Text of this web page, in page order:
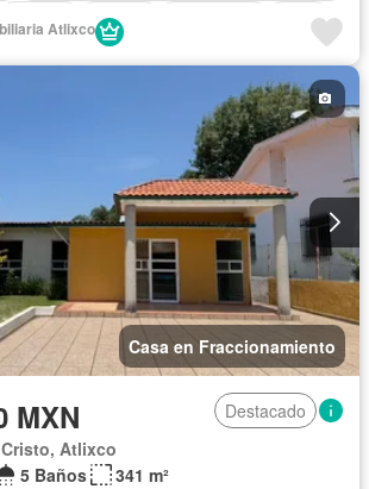
Bodega
Agua
Zonas verdes
Atlixco
Casa en Fraccionamiento
MXN
Destacado
Atlixco
5 Baños
341 m²